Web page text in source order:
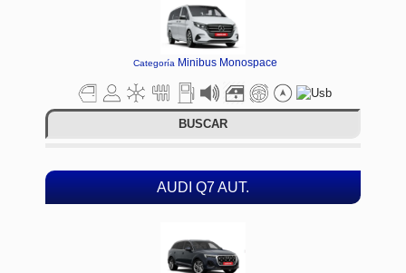
Categoría Minibus Monospace
BUSCAR
AUDI Q7 AUT.